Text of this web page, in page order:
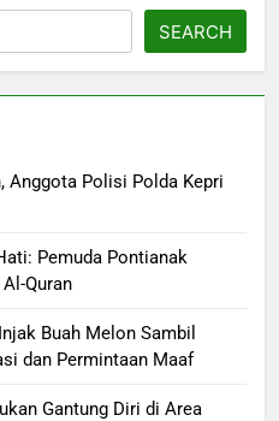
SEARCH
Anggota Polisi Polda Kepri
Pemuda Pontianak
Quran
Buah Melon Sambil
dan Permintaan Maaf
Gantung Diri di Area